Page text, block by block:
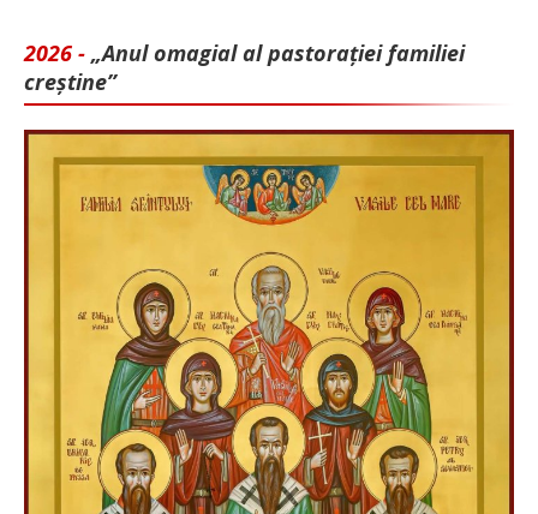
2026 - „Anul omagial al pastorației familiei
creștine”